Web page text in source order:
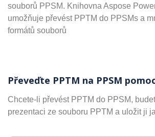
souborů PPSM. Knihovna Aspose
umožňuje převést PPTM do PPSMs a
formátů souborů
Převeďte PPTM na PPSM
Chcete-li převést PPTM do PPSM,
prezentaci ze souboru PPTM a uložit ji